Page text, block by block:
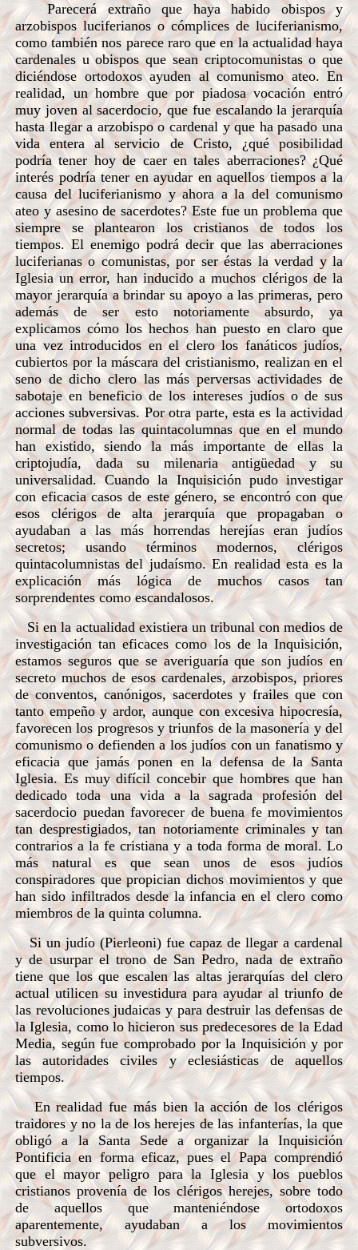
Parecerá extraño que haya habido obispos y
arzobispos luciferianos o cómplices de luciferianismo,
como también nos parece raro que en la actualidad haya
cardenales u obispos que sean criptocomunistas o que
diciéndose ortodoxos ayuden al comunismo ateo. En
realidad, un hombre que por piadosa vocación entró
muy joven al sacerdocio, que fue escalando la jerarquía
hasta llegar a arzobispo o cardenal y que ha pasado una
vida entera al servicio de Cristo, ¿qué posibilidad
podría tener hoy de caer en tales aberraciones? ¿Qué
interés podría tener en ayudar en aquellos tiempos a la
causa del luciferianismo y ahora a la del comunismo
ateo y asesino de sacerdotes? Este fue un problema que
siempre se plantearon los cristianos de todos los
tiempos. El enemigo podrá decir que las aberraciones
luciferianas o comunistas, por ser éstas la verdad y la
Iglesia un error, han inducido a muchos clérigos de la
mayor jerarquía a brindar su apoyo a las primeras, pero
además de ser esto notoriamente absurdo, ya
explicamos cómo los hechos han puesto en claro que
una vez introducidos en el clero los fanáticos judíos,
cubiertos por la máscara del cristianismo, realizan en el
seno de dicho clero las más perversas actividades de
sabotaje en beneficio de los intereses judíos o de sus
acciones subversivas. Por otra parte, esta es la actividad
normal de todas las quintacolumnas que en el mundo
han existido, siendo la más importante de ellas la
criptojudía, dada su milenaria antigüedad y su
universalidad. Cuando la Inquisición pudo investigar
con eficacia casos de este género, se encontró con que
esos clérigos de alta jerarquía que propagaban o
ayudaban a las más horrendas herejías eran judíos
secretos; usando términos modernos, clérigos
quintacolumnistas del judaísmo. En realidad esta es la
explicación más lógica de muchos casos tan
sorprendentes como escandalosos.
Si en la actualidad existiera un tribunal con medios de
investigación tan eficaces como los de la Inquisición,
estamos seguros que se averiguaría que son judíos en
secreto muchos de esos cardenales, arzobispos, priores
de conventos, canónigos, sacerdotes y frailes que con
tanto empeño y ardor, aunque con excesiva hipocresía,
favorecen los progresos y triunfos de la masonería y del
comunismo o defienden a los judíos con un fanatismo y
eficacia que jamás ponen en la defensa de la Santa
Iglesia. Es muy difícil concebir que hombres que han
dedicado toda una vida a la sagrada profesión del
sacerdocio puedan favorecer de buena fe movimientos
tan desprestigiados, tan notoriamente criminales y tan
contrarios a la fe cristiana y a toda forma de moral. Lo
más natural es que sean unos de esos judíos
conspiradores que propician dichos movimientos y que
han sido infiltrados desde la infancia en el clero como
miembros de la quinta columna.
Si un judío (Pierleoni) fue capaz de llegar a cardenal
y de usurpar el trono de San Pedro, nada de extraño
tiene que los que escalen las altas jerarquías del clero
actual utilicen su investidura para ayudar al triunfo de
las revoluciones judaicas y para destruir las defensas de
la Iglesia, como lo hicieron sus predecesores de la Edad
Media, según fue comprobado por la Inquisición y por
las autoridades civiles y eclesiásticas de aquellos
tiempos.
En realidad fue más bien la acción de los clérigos
traidores y no la de los herejes de las infanterías, la que
obligó a la Santa Sede a organizar la Inquisición
Pontificia en forma eficaz, pues el Papa comprendió
que el mayor peligro para la Iglesia y los pueblos
cristianos provenía de los clérigos herejes, sobre todo
de aquellos que manteniéndose ortodoxos
aparentemente, ayudaban a los movimientos
subversivos.